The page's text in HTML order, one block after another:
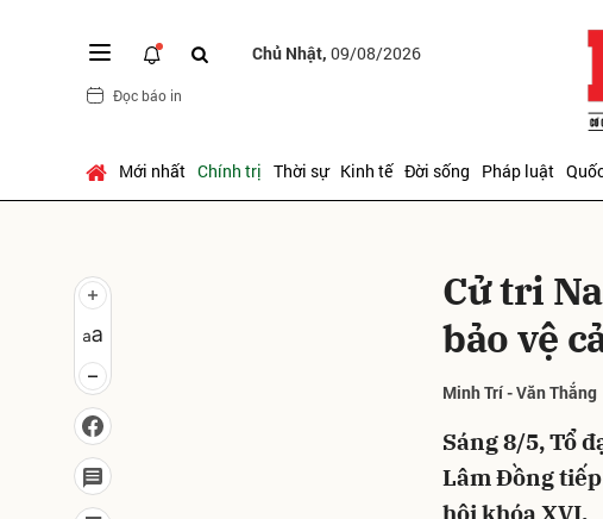
Chủ Nhật, 09/08/2026
Đọc báo in
Mới nhất Chính trị Thời sự Kinh tế Đời sống Pháp luật
Cử tri
bảo vệ
Minh Trí - Văn Thắng
Sáng 8/5, Tổ
Lâm Đồng
hội khóa XVI.
Gửi bình